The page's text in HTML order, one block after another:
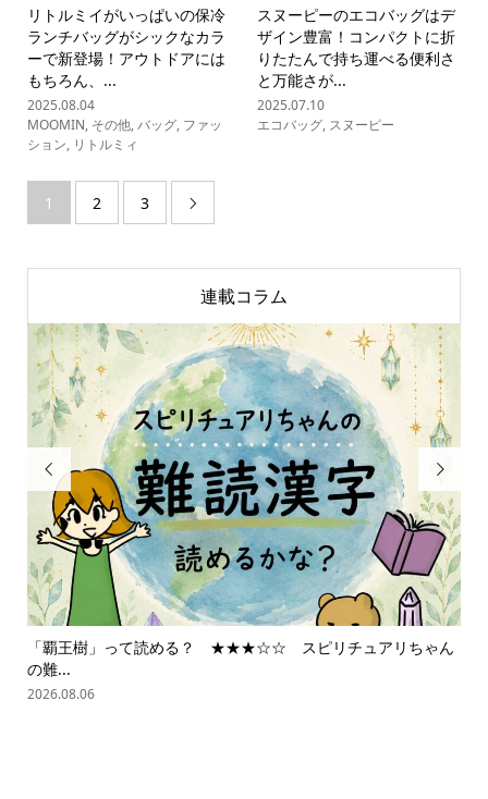
リトルミイがいっぱいの保冷
ランチバッグがシックなカラ
ーで新登場！アウトドアには
もちろん、...
2025.08.04
MOOMIN, その他,バッグ, ファッ
ション, リトルミィ
スヌーピーのエコバッグはデ
ザイン豊富！コンパクトに折
りたたんで持ち運べる便利さ
と万能さが...
2025.07.10
エコバッグ, スヌーピー
1 2 3 
連載コラム

「覇王樹」って読める？ ★★★☆☆ スピリチュアリちゃん
の難...
2026.08.06
